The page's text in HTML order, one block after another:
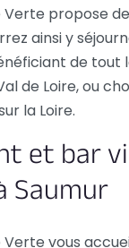
Verte propose
ainsi y
de tout
de Loire, ou
la Loire.
et bar
Saumur
Verte vous